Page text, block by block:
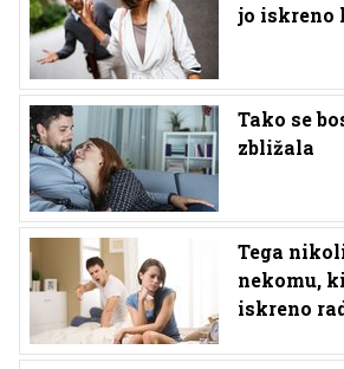
jo iskreno
Tako se
zbližala
Tega
nekomu,
iskreno